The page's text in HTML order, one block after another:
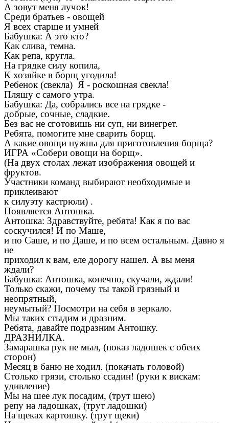
А зовут меня лучок!
Среди братьев - овощей
Я всех старше и умней
Бабушка: А это кто?
Как слива, темна.
Как репа, кругла.
На грядке силу копила,
К хозяйке в борщ угодила!
Ребенок (свекла) Я - роскошная свекла!
Пляшу с самого утра.
Бабушка: Да, собрались все на грядке -
добрые, сочные, сладкие.
Без вас не сготовишь ни суп, ни винегрет.
Ребята, помогите мне сварить борщ.
А какие овощи нужны для приготовления борща?
ИГРА «Собери овощи на борщ».
(На двух столах лежат изображения овощей и
фруктов.
Участники команд выбирают необходимые и
приклеивают
к силуэту кастрюли) .
Появляется Антошка.
Антошка: Здравствуйте, ребята! Как я по вас
соскучился! И по Маше,
и по Саше, и по Даше, и по всем остальным. Давно я
не
приходил к вам, еле дорогу нашел. А вы меня
ждали?
Бабушка: Антошка, конечно, скучали, ждали!
Только скажи, почему ты такой грязный и
неопрятный,
неумытый? Посмотри на себя в зеркало.
Мы таких стыдим и дразним.
Ребята, давайте подразним Антошку.
ДРАЗНИЛКА.
Замарашка рук не мыл, (показ ладошек с обеих
сторон)
Месяц в баню не ходил. (покачать головой)
Столько грязи, столько ссадин! (руки к вискам:
удивление)
Мы на шее лук посадим, (трут шею)
репу на ладошках, (трут ладошки)
На щеках картошку. (трут щеки)